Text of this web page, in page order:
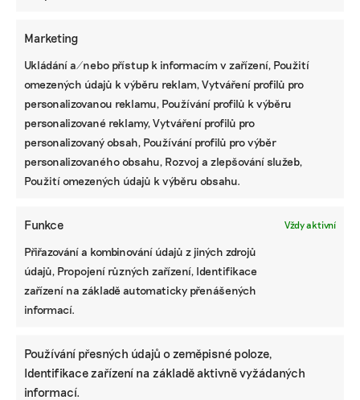
Marketing
Ukládání a/nebo přístup k informacím v zařízení, Použití
omezených údajů k výběru reklam, Vytváření profilů pro
personalizovanou reklamu, Používání profilů k výběru
personalizované reklamy, Vytváření profilů pro
personalizovaný obsah, Používání profilů pro výběr
personalizovaného obsahu, Rozvoj a zlepšování služeb,
Použití omezených údajů k výběru obsahu.
Funkce Vždy aktivní
Přiřazování a kombinování údajů z jiných zdrojů
údajů, Propojení různých zařízení, Identifikace
zařízení na základě automaticky přenášených
informací.
Používání přesných údajů o zeměpisné poloze,
Identifikace zařízení na základě aktivně vyžádaných
informací.
popisuje brněnská floristka problémy s
květinami z Afriky
Fotovoltaika na balkoně utáhne
domácnost, zatímco jste v práci. Lidé je
však často provozují načerno
přijít o desítky miliard. Ve hře jsou
STÁHNĚTE SI NAŠE E-BOOKY